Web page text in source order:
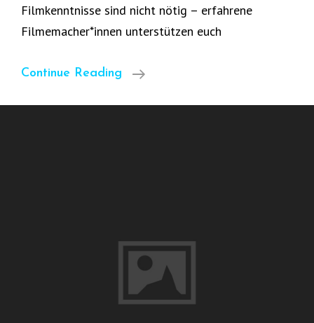
Filmkenntnisse sind nicht nötig – erfahrene
Filmemacher*innen unterstützen euch
Continue Reading
Umwelt-